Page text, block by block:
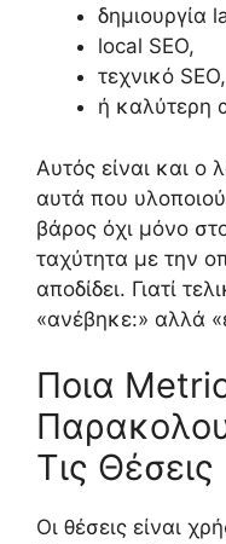
δημιουργία
local SEO,
τεχνικό SEO,
ή καλύτερη
Αυτός είναι και ο
αυτά που
βάρος όχι μόνο
ταχύτητα με την
αποδίδει. Γιατί
«ανέβηκε:» αλλά
Ποια
Τις Θέσεις
Οι θέσεις είναι